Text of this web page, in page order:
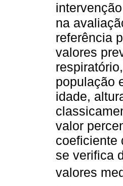
na
referência
valores
população
idade,
valor
coeficiente
se verifica
valores